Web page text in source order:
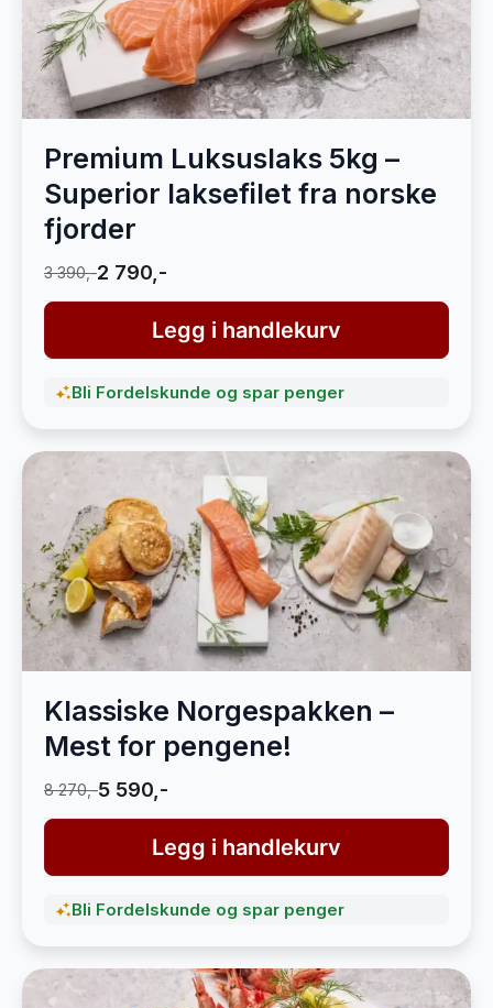
Premium Luksuslaks 5kg –
Superior laksefilet fra norske
fjorder
3 390,-2 790,-
Legg i handlekurv
Bli Fordelskunde og spar penger
Klassiske Norgespakken –
Mest for pengene!
8 270,-5 590,-
Legg i handlekurv
Bli Fordelskunde og spar penger